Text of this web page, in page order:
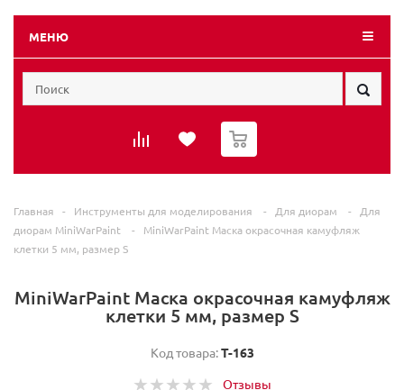
МЕНЮ
0
Главная - Инструменты для моделирования - Для диорам -
Для
диорам MiniWarPaint
-
MiniWarPaint Маска окрасочная камуфляж
клетки 5 мм, размер S
MiniWarPaint Маска окрасочная камуфляж
клетки 5 мм, размер S
Код товара:T-163
Отзывы